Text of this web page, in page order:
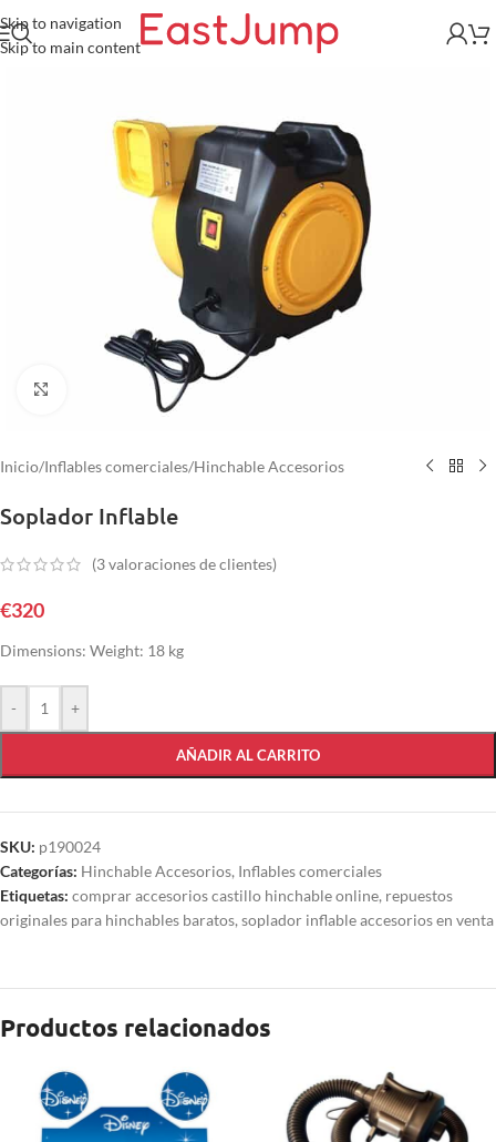
Skip to navigation
Skip to main content
Click to enlarge
Inicio/Inflables comerciales/Hinchable Accesorios
Soplador Inflable
(3valoraciones de clientes)
€320
Dimensions: Weight: 18 kg
- +
AÑADIR AL CARRITO
SKU: p190024
Categorías: Hinchable Accesorios, Inflables comerciales
Etiquetas: comprar accesorios castillo hinchable online, repuestos
originales para hinchables baratos, soplador inflable accesorios en venta
Productos relacionados